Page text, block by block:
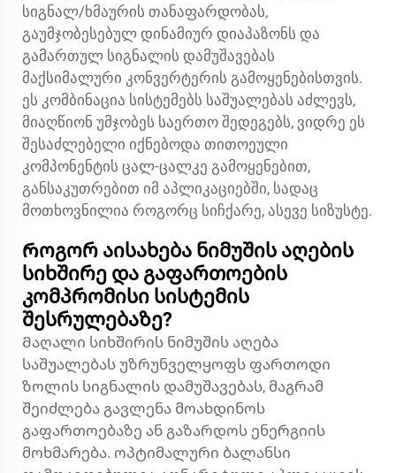
სიგნალ/ხმაურის თანაფარდობას,
გაუმჯობესებულ დინამიურ დიაპაზონს და
გამართულ სიგნალის დამუშავებას
მაქსიმალური კონვერტერის გამოყენებისთვის.
ეს კომბინაცია სისტემებს საშუალებას აძლევს,
მიაღწიონ უმჯობეს საერთო შედეგებს, ვიდრე ეს
შესაძლებელი იქნებოდა თითოეული
კომპონენტის ცალ-ცალკე გამოყენებით,
განსაკუთრებით იმ აპლიკაციებში, სადაც
მოთხოვნილია როგორც სიჩქარე, ასევე სიზუსტე.
Როგორ აისახება ნიმუშის აღების
სიხშირე და გაფართოების
კომპრომისი სისტემის
შესრულებაზე?
Მაღალი სიხშირის ნიმუშის აღება
საშუალებას უზრუნველყოფს ფართოდი
ზოლის სიგნალის დამუშავებას, მაგრამ
შეიძლება გავლენა მოახდინოს
გაფართოებაზე ან გაზარდოს ენერგიის
მოხმარება. ოპტიმალური ბალანსი